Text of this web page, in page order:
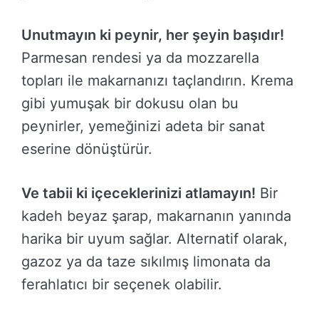
Unutmayın ki peynir, her şeyin başıdır!
Parmesan rendesi ya da mozzarella
topları ile makarnanızı taçlandırın. Krema
gibi yumuşak bir dokusu olan bu
peynirler, yemeğinizi adeta bir sanat
eserine dönüştürür.
Ve tabii ki içeceklerinizi atlamayın! Bir
kadeh beyaz şarap, makarnanın yanında
harika bir uyum sağlar. Alternatif olarak,
gazoz ya da taze sıkılmış limonata da
ferahlatıcı bir seçenek olabilir.